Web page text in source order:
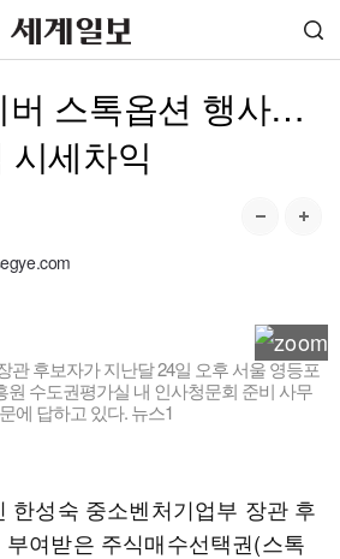
버 스톡옵션 행사…
시세차익
관 후보자가 지난달 24일 오후 서울 영등포
수도권평가실 내 인사청문회 준비 사무
에 답하고 있다. 뉴스1
한성숙 중소벤처기업부 장관 후
여받은 주식매수선택권(스톡